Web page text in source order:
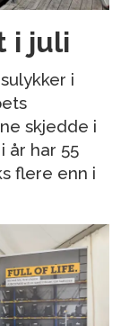
i juli
i
skjedde i
år har 55
flere enn i